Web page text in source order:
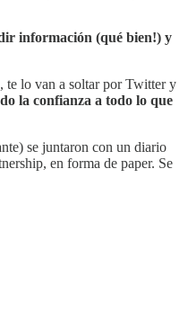
información (qué bien!) y
te lo van a soltar por Twitter y
la confianza a todo lo que
se juntaron con un diario
en forma de paper. Se